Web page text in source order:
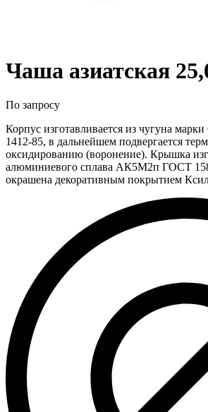
Чаша азиатская
По запросу
Корпус изготавливается из чугуна
1412-85, в дальнейшем подвергается
оксидированию (воронение). Крышка
алюминиевого сплава АК5М2п ГОСТ
окрашена декоративным покрытием